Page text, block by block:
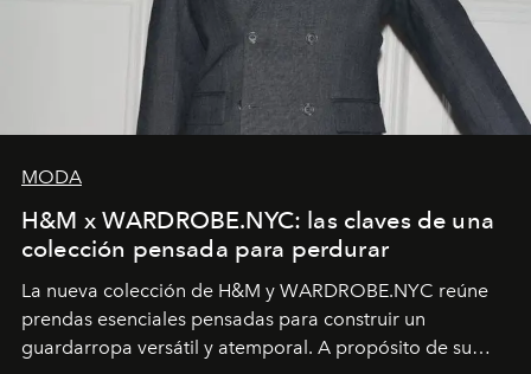
MODA
H&M x WARDROBE.NYC: las claves de una
colección pensada para perdurar
La nueva colección de H&M y WARDROBE.NYC reúne
prendas esenciales pensadas para construir un
guardarropa versátil y atemporal. A propósito de su